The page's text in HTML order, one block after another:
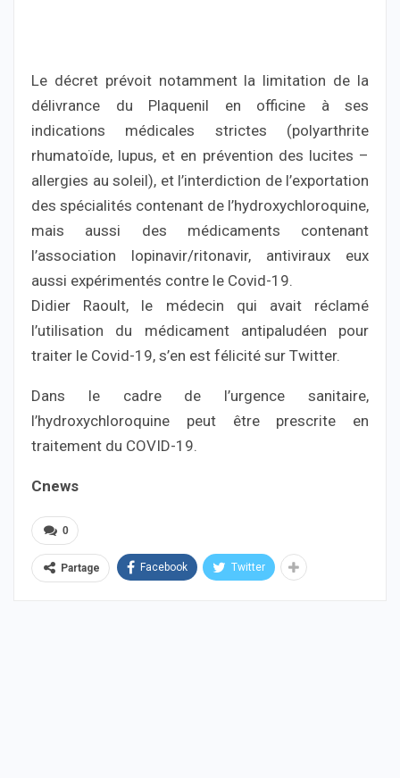
Le décret prévoit notamment la limitation de la
délivrance du Plaquenil en officine à ses
indications médicales strictes (polyarthrite
rhumatoïde, lupus, et en prévention des lucites –
allergies au soleil), et l’interdiction de l’exportation
des spécialités contenant de l’hydroxychloroquine,
mais aussi des médicaments contenant
l’association lopinavir/ritonavir, antiviraux eux
aussi expérimentés contre le Covid-19.
Didier Raoult, le médecin qui avait réclamé
l’utilisation du médicament antipaludéen pour
traiter le Covid-19, s’en est félicité sur Twitter.
Dans le cadre de l’urgence sanitaire,
l’hydroxychloroquine peut être prescrite en
traitement du COVID-19.
Cnews
0
Partage Facebook Twitter